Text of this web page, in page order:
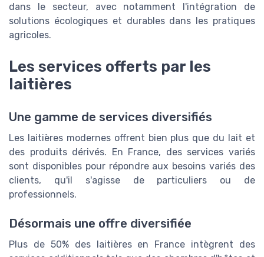
dans le secteur, avec notamment l'intégration de
solutions écologiques et durables dans les pratiques
agricoles.
Les services offerts par les
laitières
Une gamme de services diversifiés
Les laitières modernes offrent bien plus que du lait et
des produits dérivés. En France, des services variés
sont disponibles pour répondre aux besoins variés des
clients, qu'il s'agisse de particuliers ou de
professionnels.
Désormais une offre diversifiée
Plus de 50% des laitières en France intègrent des